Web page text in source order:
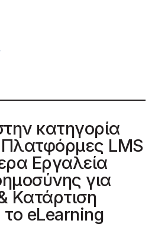
κατηγορία
LMS
Εργαλεία
για
Κατάρτιση
eLearning